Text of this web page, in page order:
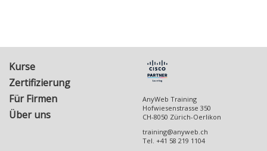
Kurse
Zertifizierung
Für Firmen
Über uns
AnyWeb Training
Hofwiesenstrasse 350
CH-8050 Zürich-Oerlikon
training@anyweb.ch
Tel. +41 58 219 1104